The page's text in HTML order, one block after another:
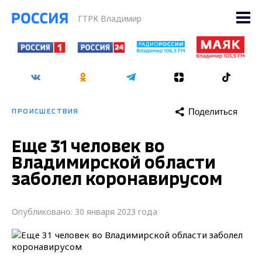
ГТРК Владимир
ПРОИСШЕСТВИЯ Поделиться
Еще 31 человек во
Владимирской области
заболел коронавирусом
Опубликовано: 30 января 2023 года